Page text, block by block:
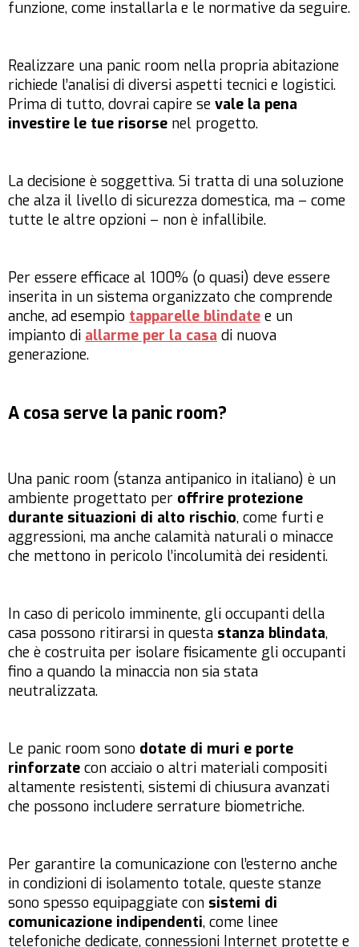
funzione, come installarla e le normative da seguire.
Realizzare una panic room nella propria abitazione
richiede l’analisi di diversi aspetti tecnici e logistici.
Prima di tutto, dovrai capire se vale la pena
investire le tue risorse nel progetto.
La decisione è soggettiva. Si tratta di una soluzione
che alza il livello di sicurezza domestica, ma – come
tutte le altre opzioni – non è infallibile.
Per essere efficace al 100% (o quasi) deve essere
inserita in un sistema organizzato che comprende
anche, ad esempio tapparelle blindate e un
impianto di allarme per la casa di nuova
generazione.
A cosa serve la panic room?
Una panic room (stanza antipanico in italiano) è un
ambiente progettato per offrire protezione
durante situazioni di alto rischio, come furti e
aggressioni, ma anche calamità naturali o minacce
che mettono in pericolo l’incolumità dei residenti.
In caso di pericolo imminente, gli occupanti della
casa possono ritirarsi in questa stanza blindata,
che è costruita per isolare fisicamente gli occupanti
fino a quando la minaccia non sia stata
neutralizzata.
Le panic room sono dotate di muri e porte
rinforzate con acciaio o altri materiali compositi
altamente resistenti, sistemi di chiusura avanzati
che possono includere serrature biometriche.
Per garantire la comunicazione con l’esterno anche
in condizioni di isolamento totale, queste stanze
sono spesso equipaggiate con sistemi di
comunicazione indipendenti, come linee
telefoniche dedicate, connessioni Internet protette e